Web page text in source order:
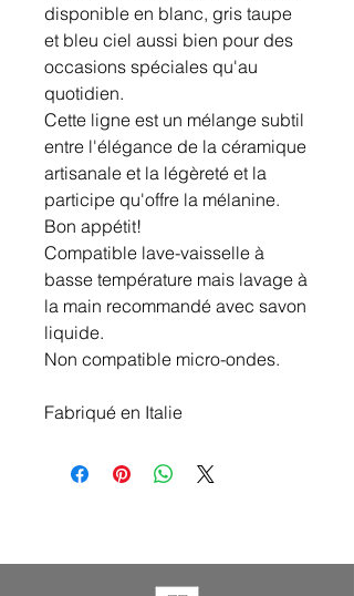
disponible en blanc, gris taupe
et bleu ciel aussi bien pour des
occasions spéciales qu'au
quotidien.
Cette ligne est un mélange subtil
entre l'élégance de la céramique
artisanale et la légèreté et la
participe qu'offre la mélanine.
Bon appétit!
Compatible lave-vaisselle à
basse température mais lavage à
la main recommandé avec savon
liquide.
Non compatible micro-ondes.
Fabriqué en Italie